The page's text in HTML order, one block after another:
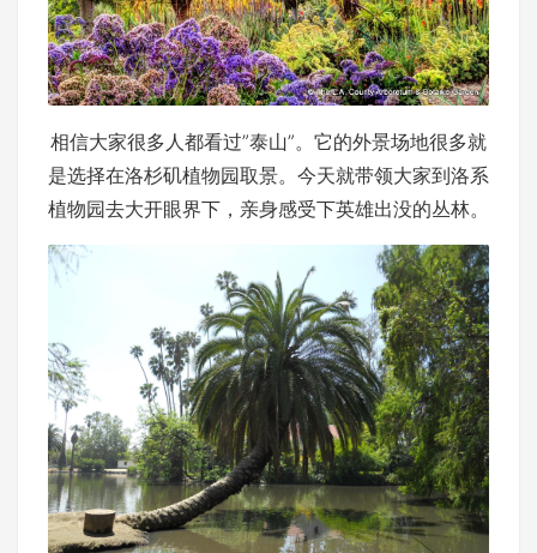
相信大家很多人都看过”泰山”。它的外景场地很多就
是选择在洛杉矶植物园取景。今天就带领大家到洛系
植物园去大开眼界下，亲身感受下英雄出没的丛林。